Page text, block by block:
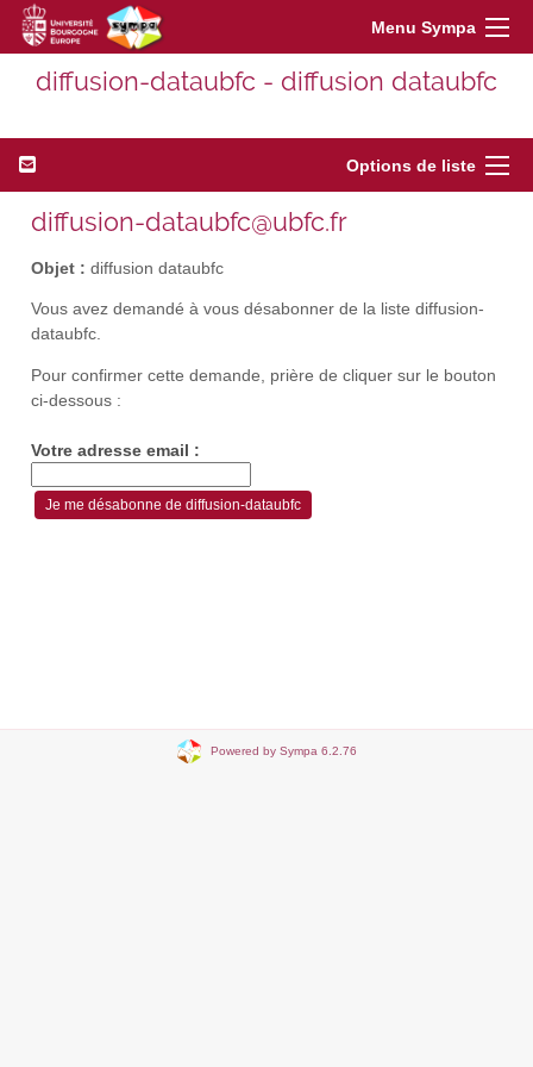
Menu Sympa
diffusion-dataubfc - diffusion dataubfc
Options de liste
diffusion-dataubfc@ubfc.fr
Objet : diffusion dataubfc
Vous avez demandé à vous désabonner de la liste diffusion-
dataubfc.
Pour confirmer cette demande, prière de cliquer sur le bouton
ci-dessous :
Votre adresse email :
Powered by Sympa 6.2.76